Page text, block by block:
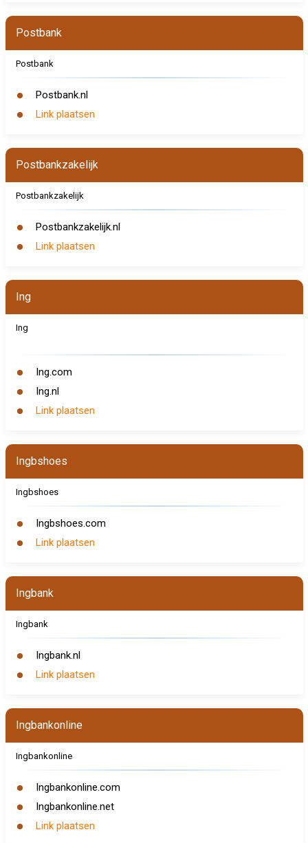
Postbank
Postbank
Postbank.nl
Link plaatsen
Postbankzakelijk
Postbankzakelijk
Postbankzakelijk.nl
Link plaatsen
Ing
Ing
Ing.com
Ing.nl
Link plaatsen
Ingbshoes
Ingbshoes
Ingbshoes.com
Link plaatsen
Ingbank
Ingbank
Ingbank.nl
Link plaatsen
Ingbankonline
Ingbankonline
Ingbankonline.com
Ingbankonline.net
Link plaatsen